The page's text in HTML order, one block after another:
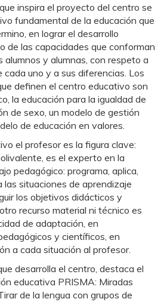
inspira el proyecto del centro se
fundamental de la educación que
en lograr el desarrollo
de las capacidades que conforman
alumnos y alumnas, con respeto a
cada uno y a sus diferencias. Los
definen el centro educativo son
la educación para la igualdad de
de sexo, un modelo de gestión
de educación en valores.
el profesor es la figura clave:
es el experto en la
pedagógico: programa, aplica,
las situaciones de aprendizaje
los objetivos didácticos y
recurso material ni técnico es
de adaptación, en
y científicos, en
a cada situación al profesor.
desarrolla el centro, destaca el
educativa PRISMA: Miradas
de la lengua con grupos de